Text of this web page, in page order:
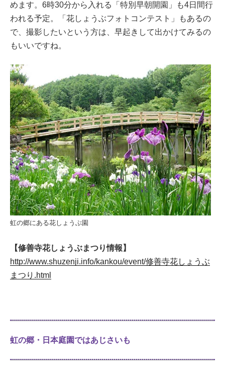
めます。6時30分から入れる「特別早朝開園」も4日間行
われる予定。「花しょうぶフォトコンテスト」もあるの
で、撮影したいという方は、早起きして出かけてみるの
もいいですね。
虹の郷にある花しょうぶ園
【修善寺花しょうぶまつり情報】
http://www.shuzenji.info/kankou/event/修善寺花しょうぶ
まつり.html
虹の郷・日本庭園ではあじさいも